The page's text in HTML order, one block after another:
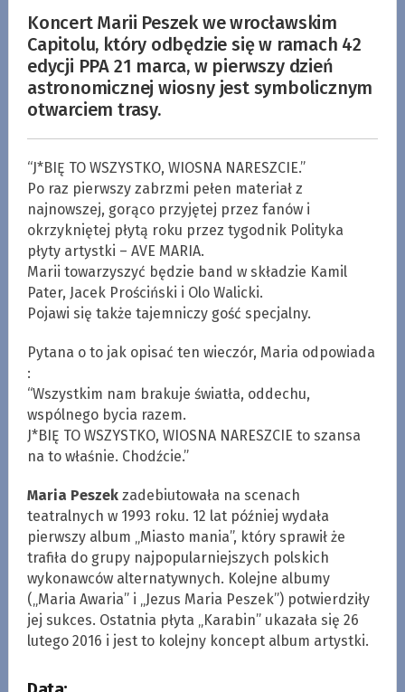
Koncert Marii Peszek we wrocławskim
Capitolu, który odbędzie się w ramach 42
edycji PPA 21 marca, w pierwszy dzień
astronomicznej wiosny jest symbolicznym
otwarciem trasy.
“J*BIĘ TO WSZYSTKO, WIOSNA NARESZCIE.”
Po raz pierwszy zabrzmi pełen materiał z
najnowszej, gorąco przyjętej przez fanów i
okrzykniętej płytą roku przez tygodnik Polityka
płyty artystki – AVE MARIA.
Marii towarzyszyć będzie band w składzie Kamil
Pater, Jacek Prościński i Olo Walicki.
Pojawi się także tajemniczy gość specjalny.
Pytana o to jak opisać ten wieczór, Maria odpowiada
:
“Wszystkim nam brakuje światła, oddechu,
wspólnego bycia razem.
J*BIĘ TO WSZYSTKO, WIOSNA NARESZCIE to szansa
na to właśnie. Chodźcie.”
Maria Peszekzadebiutowała na scenach
teatralnych w 1993 roku. 12 lat później wydała
pierwszy album „Miasto mania”, który sprawił że
trafiła do grupy najpopularniejszych polskich
wykonawców alternatywnych. Kolejne albumy
(„Maria Awaria” i „Jezus Maria Peszek”) potwierdziły
jej sukces. Ostatnia płyta „Karabin” ukazała się 26
lutego 2016 i jest to kolejny koncept album artystki.